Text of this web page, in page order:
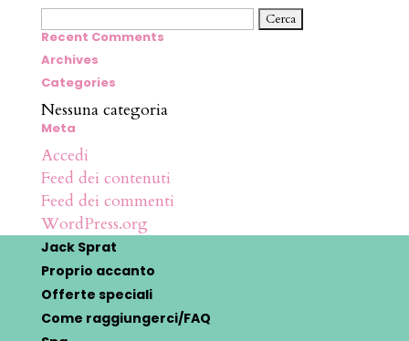
Ricerca
per:
Recent Comments
Archives
Categories
Nessuna categoria
Meta
Accedi
Feed dei contenuti
Feed dei commenti
WordPress.org
Jack Sprat
Proprio accanto
Offerte speciali
Come raggiungerci/FAQ